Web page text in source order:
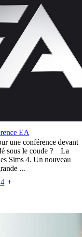
EA
une conférence devant
sous le coude ? La
Sims 4. Un nouveau
...
+